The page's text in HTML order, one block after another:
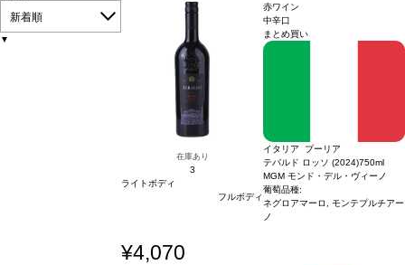
新着順
▼
在庫あり
3
ライトボディ
フルボディ
赤ワイン
中辛口
まとめ買い
イタリア プーリア
テバルド ロッソ (2024)750ml
MGM モンド・デル・ヴィーノ
葡萄品種:
ネグロアマーロ, モンテプルチアー
ノ
¥4,070